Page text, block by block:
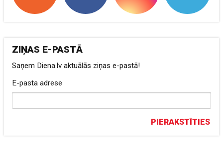
ZIŅAS E-PASTĀ
Saņem Diena.lv aktuālās ziņas e-pastā!
E-pasta adrese
PIERAKSTĪTIES